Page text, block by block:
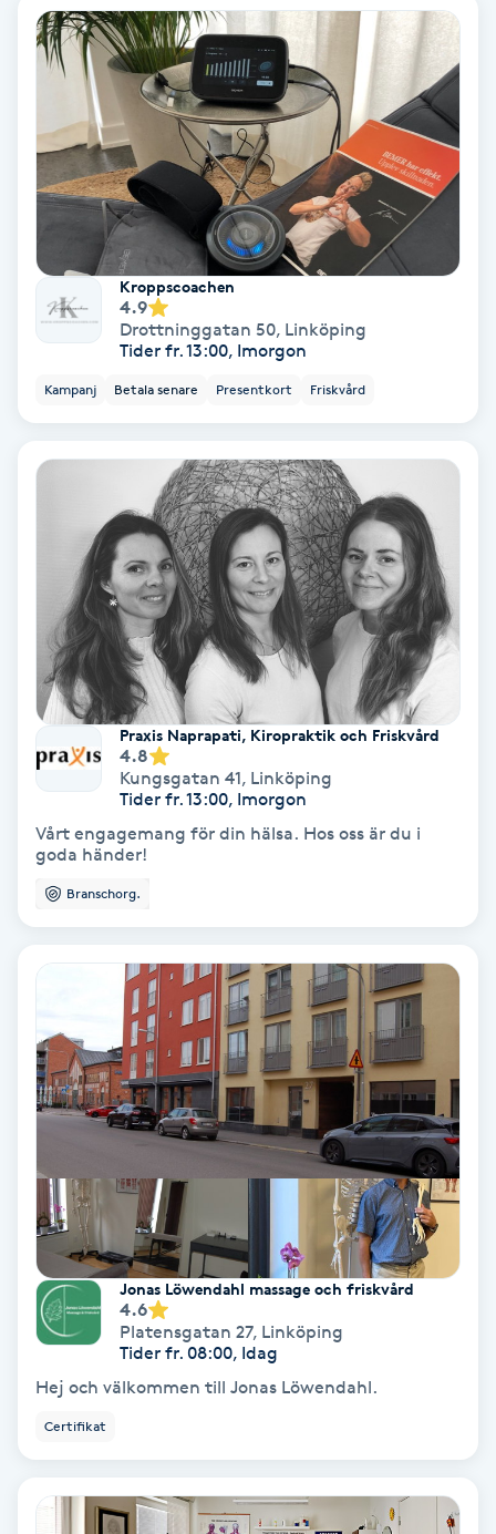
Läpptatuering
Makeup
Manikyr & Pedikyr
Massage
Medial vägledning
Medicinsk massage
Meditation
Megavolymfransar
Melasma
Mesoterapi
MicroPen
Microshading
Mixfransar
Nagelförlängning
Nagelförlängning akryl
Nagelförlängning gelé
Nagelförlängning glasfiber
Nagelförlängning silke
Nagelförstärkning
Nagelklippning
Nagelsvamp
Kroppscoachen
4.9
Drottninggatan 50, Linköping
Tider fr. 13:00, Imorgon
Kampanj Betala senare Presentkort Friskvård
Praxis Naprapati, Kiropraktik och Friskvård
4.8
Kungsgatan 41, Linköping
Tider fr. 13:00, Imorgon
Vårt engagemang för din hälsa. Hos oss är du i
goda händer!
Branschorg.
Jonas Löwendahl massage och friskvård
4.6
Platensgatan 27, Linköping
Tider fr. 08:00, Idag
Hej och välkommen till Jonas Löwendahl.
Certifikat